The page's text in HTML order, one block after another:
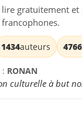
gratuitement
1434auteurs 4766
RONAN
culturelle à but